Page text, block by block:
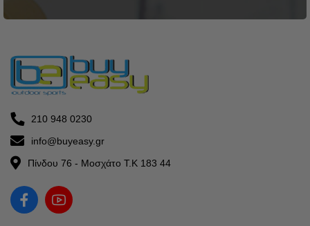
210 948 0230
info@buyeasy.gr
Πίνδου 76 - Μοσχάτο Τ.Κ 183 44